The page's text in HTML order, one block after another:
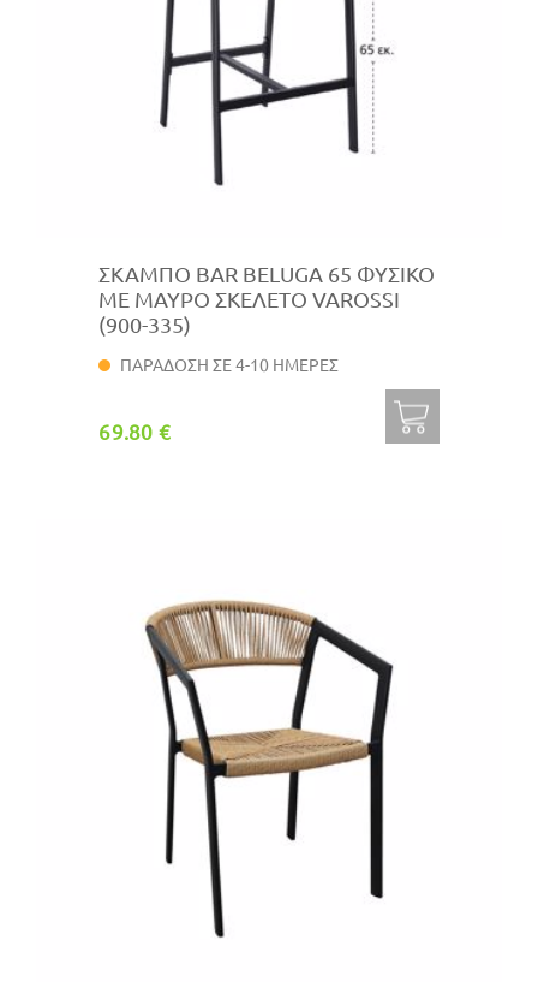
ΣΚΑΜΠΟ BAR BELUGA 65 ΦΥΣΙΚΟ
ΜΕ ΜΑΥΡΟ ΣΚΕΛΕΤΟ VAROSSI
(900-335)
ΠΑΡΑΔΟΣΗ ΣΕ 4-10 ΗΜΕΡΕΣ
69.80 €